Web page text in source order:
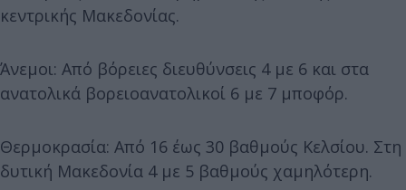
κεντρικής Μακεδονίας.
Άνεμοι: Από βόρειες διευθύνσεις 4 με 6 και στα
ανατολικά βορειοανατολικοί 6 με 7 μποφόρ.
Θερμοκρασία: Από 16 έως 30 βαθμούς Κελσίου. Στη
δυτική Μακεδονία 4 με 5 βαθμούς χαμηλότερη.